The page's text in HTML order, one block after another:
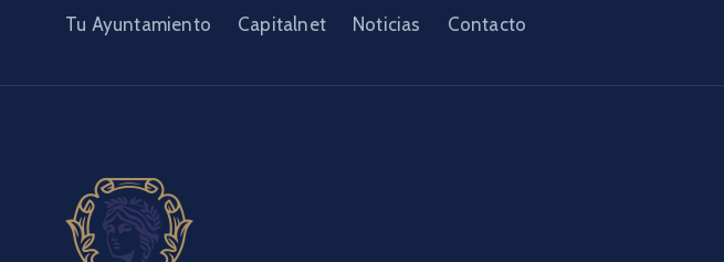
Tu Ayuntamiento Capitalnet Noticias Contacto